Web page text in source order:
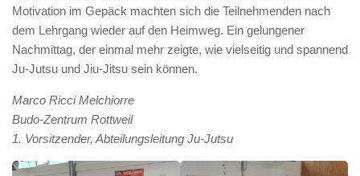
Motivation im Gepäck machten sich die Teilnehmenden nach
dem Lehrgang wieder auf den Heimweg. Ein gelungener
Nachmittag, der einmal mehr zeigte, wie vielseitig und spannend
Ju-Jutsu und Jiu-Jitsu sein können.
Marco Ricci Melchiorre
Budo-Zentrum Rottweil
1. Vorsitzender, Abteilungsleitung Ju-Jutsu